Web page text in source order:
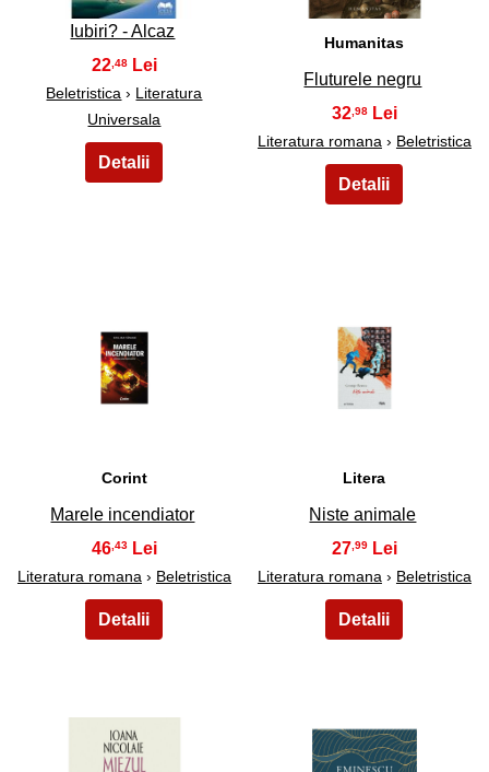
Iubiri? - Alcaz
22 ,48
Beletristica › Literatura
Universala
Humanitas
Fluturele negru
32 ,98
Literatura romana › Beletristica
25
Corint
Marele incendiator
46,43
Literatura romana › Beletristica
26
Litera
Niste animale
27,99
Literatura romana › Beletristica